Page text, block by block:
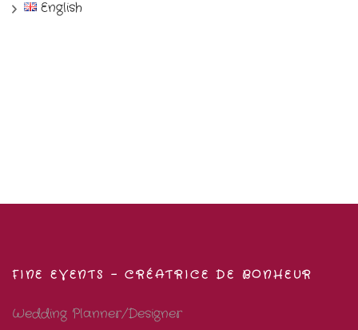
English
FINE EVENTS – CRÉATRICE DE BONHEUR
Wedding Planner/Designer